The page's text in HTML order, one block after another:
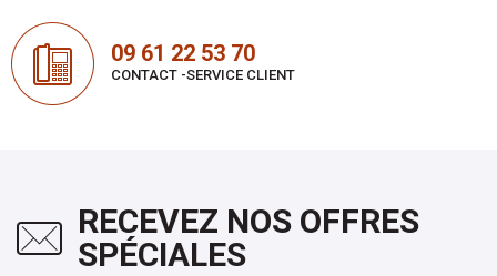
09 61 22 53 70
CONTACT -SERVICE CLIENT
RECEVEZ NOS OFFRES
SPÉCIALES